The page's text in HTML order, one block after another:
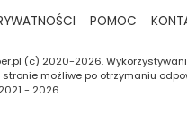
POMOC
(c) 2020-2026.
możliwe po otrzymaniu
- 2026